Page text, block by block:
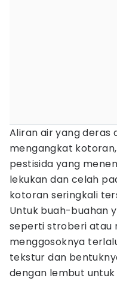
Aliran air yang deras
mengangkat
pestisida yang
lekukan dan celah
kotoran seringkali
Untuk buah-buahan
seperti stroberi atau
menggosoknya
tekstur dan
dengan lembut